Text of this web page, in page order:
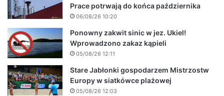
Prace potrwają do końca października
06/08/26 10:20
Ponowny zakwit sinic w jez. Ukiel!
Wprowadzono zakaz kąpieli
05/08/26 12:11
Stare Jabłonki gospodarzem Mistrzostw
Europy w siatkówce plażowej
05/08/26 12:03